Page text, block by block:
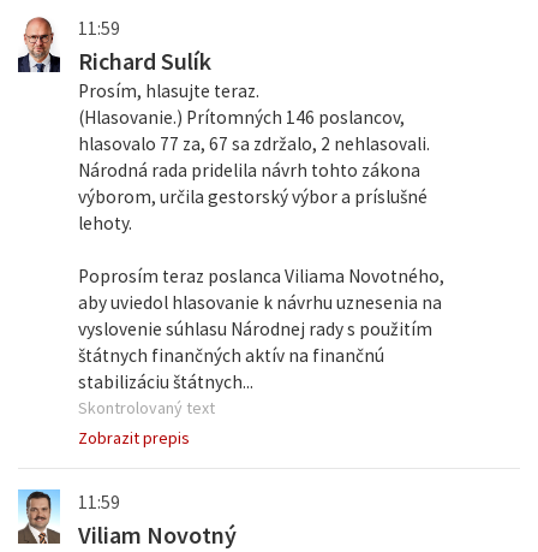
11:59
Richard Sulík
Prosím, hlasujte teraz.
(Hlasovanie.) Prítomných 146 poslancov,
hlasovalo 77 za, 67 sa zdržalo, 2 nehlasovali.
Národná rada pridelila návrh tohto zákona
výborom, určila gestorský výbor a príslušné
lehoty.
Poprosím teraz poslanca Viliama Novotného,
aby uviedol hlasovanie k návrhu uznesenia na
vyslovenie súhlasu Národnej rady s použitím
štátnych finančných aktív na finančnú
stabilizáciu štátnych...
Skontrolovaný text
Zobrazit prepis
11:59
Viliam Novotný